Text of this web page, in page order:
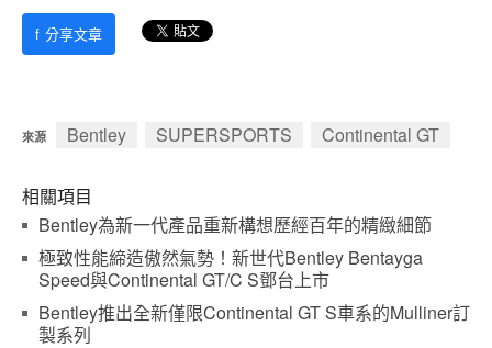
f 分享文章
來源 Bentley SUPERSPORTS Continental GT
相關項目
Bentley為新一代產品重新構想歷經百年的精緻細節
極致性能締造傲然氣勢！新世代Bentley Bentayga
Speed與Continental GT/C S鄧台上市
Bentley推出全新僅限Continental GT S車系的Mulliner訂
製系列